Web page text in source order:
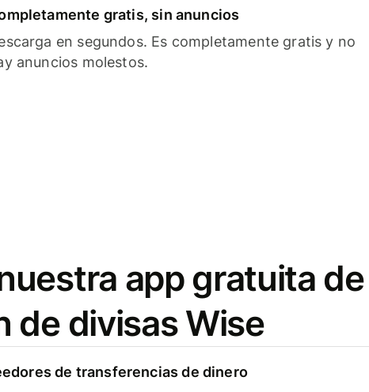
gratis, sin anuncios
en segundos. Es completamente gratis y no
anuncios molestos.
app gratuita de
de divisas Wise
de transferencias de dinero